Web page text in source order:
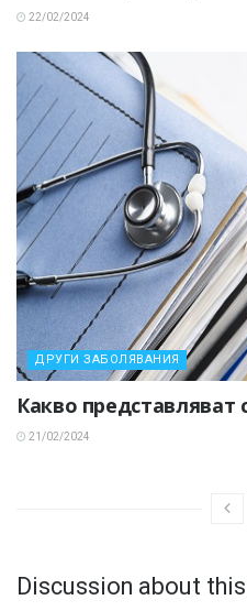
22/02/2024
ДРУГИ ЗАБОЛЯВАНИЯ
Какво представляват
21/02/2024
Discussion about